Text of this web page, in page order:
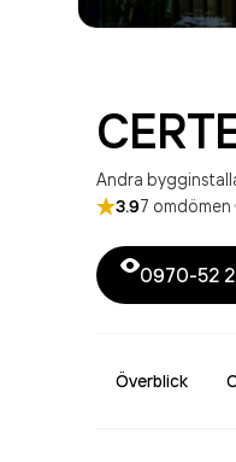
Andra
3.97 omdömen
0970-52
Överblick